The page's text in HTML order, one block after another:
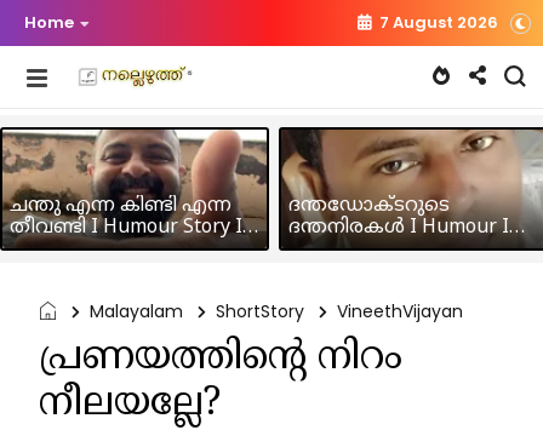
Home 7 August 2026
ചന്തു എന്ന കിണ്ടി എന്ന
തീവണ്ടി I Humour Story I
Rajeev Panicker
ദന്തഡോക്ടറുടെ
ദന്തനിരകൾ I Humour I
Hussain MK
Malayalam ShortStory VineethVijayan
പ്രണയത്തിന്റെ നിറം
നീലയല്ലേ?